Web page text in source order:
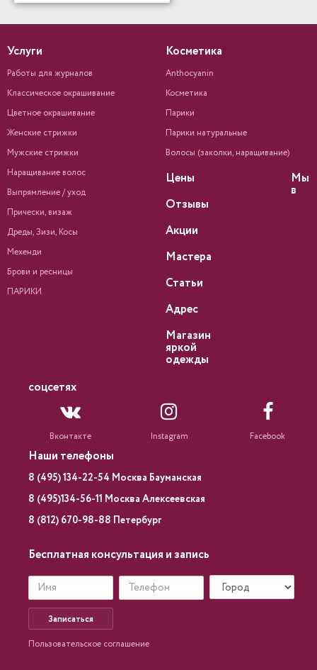
Услуги
Работы для журналов
Классическое окрашивание
Цветное окрашивание
Женские стрижки
Мужские стрижки
Наращивание волос
Выпрямление / уход
Прически, визаж
Дреды, Зизи, Косы
Мехенди
Брови и ресницы
ПАРИКИ
Косметика
Anthocyanin
Косметика
Парики
Парики натуральные
Волосы (заколки, наращивание)
Цены
Отзывы
Акции
Мастера
Статьи
Адрес
Магазин
яркой
одежды
Мы
в
соцсетях
Вконтакте Instagram Facebook
Наши телефоны
8 (495) 134-22-54 Москва Бауманская
8 (495)134-56-11 Москва Алексеевская
8 (812) 670-98-88 Петербург
Бесплатная консультация и запись
Записаться
Пользовательское соглашение